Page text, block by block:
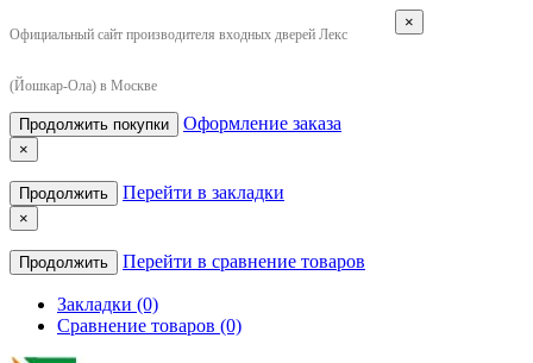
Официальный сайт производителя входных дверей Лекс
(Йошкар-Ола) в Москве
×
Продолжить покупки Оформление заказа
×
Продолжить Перейти в закладки
×
Продолжить Перейти в сравнение товаров
Закладки (0)
Сравнение товаров (0)